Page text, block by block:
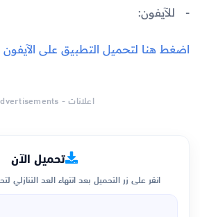
للآيفون:
اضغط هنا لتحميل التطبيق على الآيفون
اعلانات - Advertisements
تحميل الآن
انقر على زر التحميل بعد انتهاء العد التنازلي